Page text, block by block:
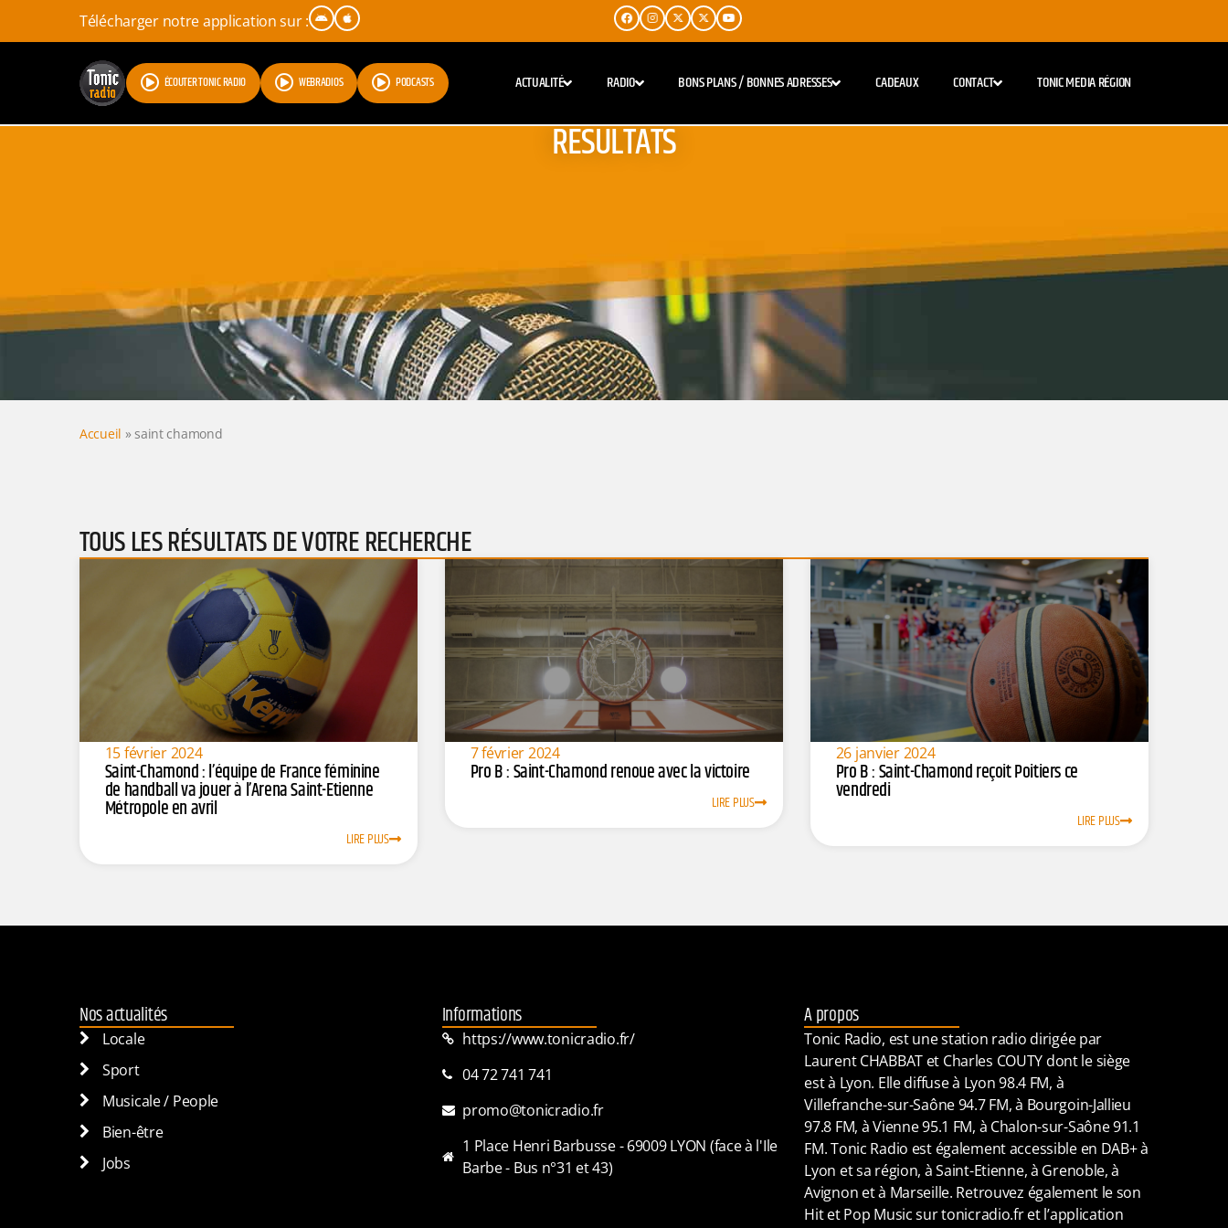
Télécharger notre application sur :
ÉCOUTER TONIC RADIO WEBRADIOS PODCASTS ACTUALITÉ RADIO BONS PLANS / BONNES ADRESSES CADEAUX CONTACT TONIC MEDIA RÉGION
RESULTATS
Accueil »saint chamond
TOUS LES RÉSULTATS DE VOTRE RECHERCHE
15 février 2024
Saint-Chamond : l’équipe de France féminine
de handball va jouer à l’Arena Saint-Etienne
Métropole en avril
LIRE PLUS
7 février 2024
Pro B : Saint-Chamond renoue avec la victoire
LIRE PLUS
26 janvier 2024
Pro B : Saint-Chamond reçoit Poitiers ce
vendredi
LIRE PLUS
Nos actualités
Locale
Sport
Musicale / People
Bien-être
Jobs
Informations
https://www.tonicradio.fr/
04 72 741 741
promo@tonicradio.fr
1 Place Henri Barbusse - 69009 LYON (face à l'Ile
Barbe - Bus n°31 et 43)
A propos
Tonic Radio, est une station radio dirigée par
Laurent CHABBAT et Charles COUTY dont le siège
est à Lyon. Elle diffuse à Lyon 98.4 FM, à
Villefranche-sur-Saône 94.7 FM, à Bourgoin-Jallieu
97.8 FM, à Vienne 95.1 FM, à Chalon-sur-Saône 91.1
FM. Tonic Radio est également accessible en DAB+ à
Lyon et sa région, à Saint-Etienne, à Grenoble, à
Avignon et à Marseille. Retrouvez également le son
Hit et Pop Music sur tonicradio.fr et l’application